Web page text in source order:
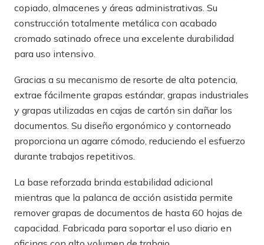
copiado, almacenes y áreas administrativas. Su
construcción totalmente metálica con acabado
cromado satinado ofrece una excelente durabilidad
para uso intensivo.
Gracias a su mecanismo de resorte de alta potencia,
extrae fácilmente grapas estándar, grapas industriales
y grapas utilizadas en cajas de cartón sin dañar los
documentos. Su diseño ergonómico y contorneado
proporciona un agarre cómodo, reduciendo el esfuerzo
durante trabajos repetitivos.
La base reforzada brinda estabilidad adicional
mientras que la palanca de acción asistida permite
remover grapas de documentos de hasta 60 hojas de
capacidad. Fabricada para soportar el uso diario en